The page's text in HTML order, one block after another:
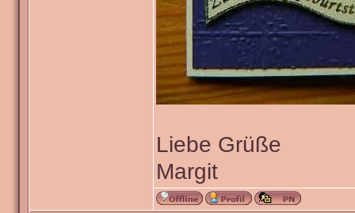
Liebe Grüße
Margit